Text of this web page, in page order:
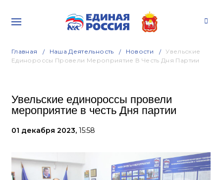
Главная Наша Деятельность Новости
Увельские
Единороссы Провели Мероприятие В Честь Дня Партии
Увельские единороссы провели
мероприятие в честь Дня партии
01 декабря 2023, 15:58